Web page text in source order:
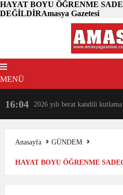
HAYAT BOYU ÖĞRENME
DEĞİLDİRAmasya Gazetesi
MENÜ
16:04 2026 yılı berat kandili
Anasayfa
GÜNDEM
HAYAT BOYU ÖĞRENME